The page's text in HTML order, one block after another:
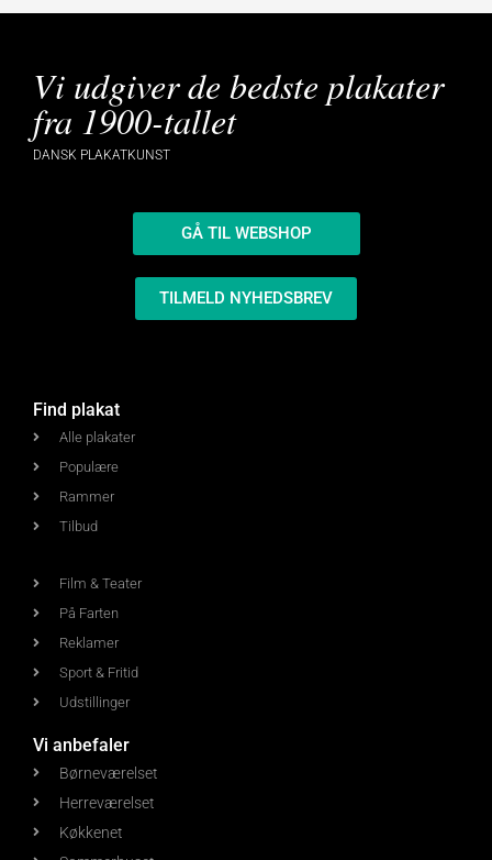
Vi udgiver de bedste plakater
fra 1900-tallet
DANSK PLAKATKUNST
GÅ TIL WEBSHOP
TILMELD NYHEDSBREV
Find plakat
Alle plakater
Populære
Rammer
Tilbud
Film & Teater
På Farten
Reklamer
Sport & Fritid
Udstillinger
Vi anbefaler
Børneværelset
Herreværelset
Køkkenet